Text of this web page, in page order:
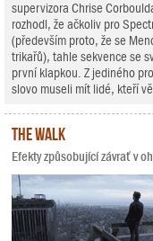
supervizora Chrise
rozhodl, že ačkoliv pro
(především proto, že se
trikařů), tahle sekvence se
první klapkou. Z jediného
slovo museli mít lidé, kteří
The Walk
Efekty způsobující závrať v